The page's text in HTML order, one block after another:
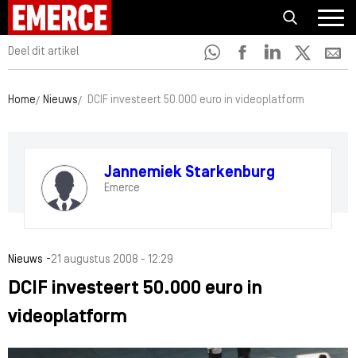
Deel dit artikel
Home Nieuws DCIF investeert 50.000 euro in videoplatform
Jannemiek Starkenburg
Emerce
Nieuws -21 augustus 2008 - 12:29
DCIF investeert 50.000 euro in
videoplatform